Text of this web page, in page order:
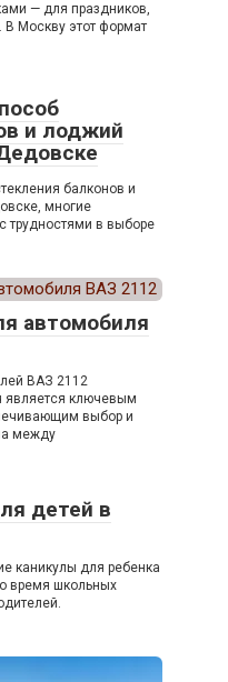
— для праздников,
Москву этот формат
и лоджий
балконов и
многие
трудностями в выборе
автомобиля
ВАЗ 2112
является ключевым
выбор и
между
детей в
каникулы для ребенка
время школьных